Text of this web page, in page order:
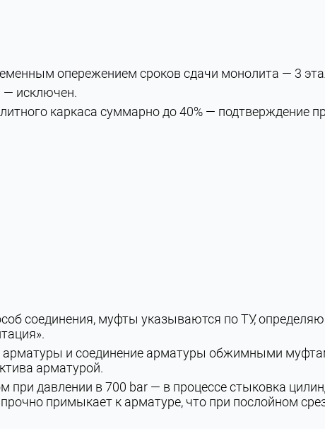
опережением сроков сдачи монолита — 3
— исключен.
каркаса суммарно до 40% — подтверждение
соединения, муфты указываются по ТУ,
и соединение арматуры обжимными
арматурой.
давлении в 700 bar — в процессе стыковка
примыкает к арматуре, что при послойном